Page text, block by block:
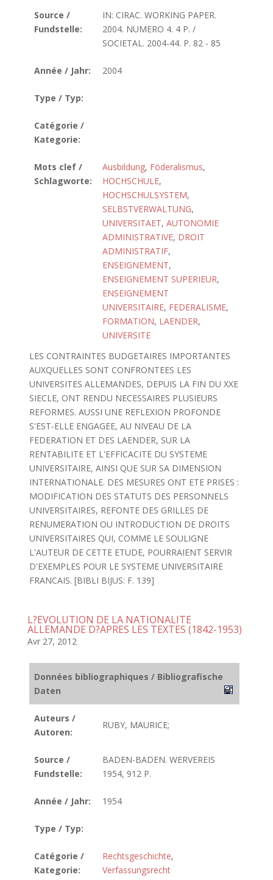
Source /
Fundstelle:
IN: CIRAC. WORKING PAPER.
2004. NUMERO 4. 4 P. /
SOCIETAL. 2004-44. P. 82 - 85
Année / Jahr: 2004
Type / Typ:
Catégorie /
Kategorie:
Mots clef /
Schlagworte:
Ausbildung, Föderalismus,
HOCHSCHULE,
HOCHSCHULSYSTEM,
SELBSTVERWALTUNG,
UNIVERSITAET, AUTONOMIE
ADMINISTRATIVE, DROIT
ADMINISTRATIF,
ENSEIGNEMENT,
ENSEIGNEMENT SUPERIEUR,
ENSEIGNEMENT
UNIVERSITAIRE, FEDERALISME,
FORMATION, LAENDER,
UNIVERSITE
LES CONTRAINTES BUDGETAIRES IMPORTANTES
AUXQUELLES SONT CONFRONTEES LES
UNIVERSITES ALLEMANDES, DEPUIS LA FIN DU XXE
SIECLE, ONT RENDU NECESSAIRES PLUSIEURS
REFORMES. AUSSI UNE REFLEXION PROFONDE
S'EST-ELLE ENGAGEE, AU NIVEAU DE LA
FEDERATION ET DES LAENDER, SUR LA
RENTABILITE ET L'EFFICACITE DU SYSTEME
UNIVERSITAIRE, AINSI QUE SUR SA DIMENSION
INTERNATIONALE. DES MESURES ONT ETE PRISES :
MODIFICATION DES STATUTS DES PERSONNELS
UNIVERSITAIRES, REFONTE DES GRILLES DE
RENUMERATION OU INTRODUCTION DE DROITS
UNIVERSITAIRES QUI, COMME LE SOULIGNE
L'AUTEUR DE CETTE ETUDE, POURRAIENT SERVIR
D'EXEMPLES POUR LE SYSTEME UNIVERSITAIRE
FRANCAIS. [BIBLI BIJUS: F. 139]
L?EVOLUTION DE LA NATIONALITE
ALLEMANDE D?APRES LES TEXTES (1842-1953)
Avr 27, 2012
Données bibliographiques / Bibliografische
Daten
Auteurs /
Autoren:
RUBY, MAURICE;
Source /
Fundstelle:
BADEN-BADEN. WERVEREIS
1954, 912 P.
Année / Jahr: 1954
Type / Typ:
Catégorie /
Kategorie:
Rechtsgeschichte,
Verfassungsrecht